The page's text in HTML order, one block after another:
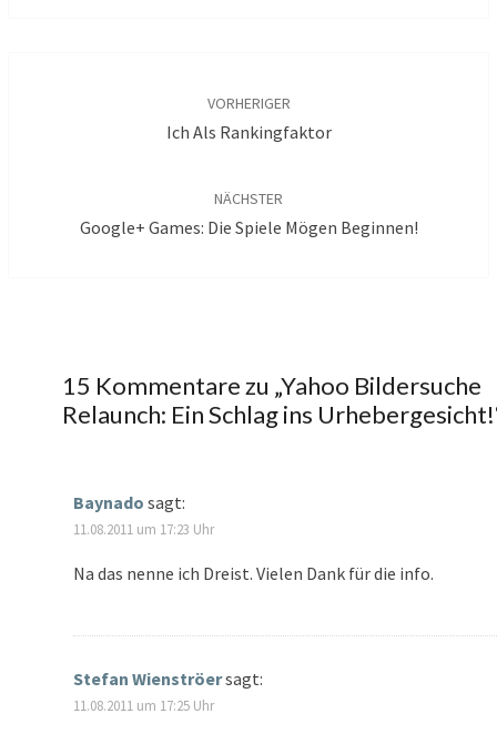
VORHERIGER
Ich Als Rankingfaktor
NÄCHSTER
Google+ Games: Die Spiele Mögen Beginnen!
15 Kommentare zu „Yahoo Bildersuche
Relaunch: Ein Schlag ins Urhebergesicht!
Baynado sagt:
11.08.2011 um 17:23 Uhr
Na das nenne ich Dreist. Vielen Dank für die info.
Stefan Wienströersagt:
11.08.2011 um 17:25 Uhr